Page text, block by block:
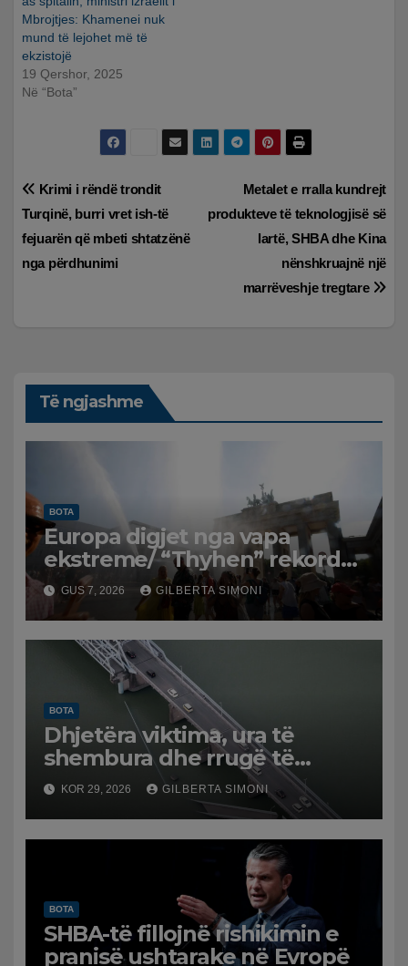
Mbrojtjes: Khamenei nuk
mund të lejohet më të
ekzistojë
19 Qershor, 2025
Në “Bota”
Lëvizje
te
postimet
Metalet e rralla kundrejt
produkteve të teknologjisë së
lartë, SHBA dhe Kina
nënshkruajnë një
marrëveshje tregtare
Krimi i rëndë trondit
Turqinë, burri vret ish-të
fejuarën që mbeti shtatzënë
nga përdhunimi
Të ngjashme
BOTA
Europa digjet nga vapa
ekstreme/ “Thyhen” rekordet
e temperaturave, mijëra
viktima nga nxehtësia
GUS 7, 2026 GILBERTA SIMONI
BOTA
Dhjetëra viktima, ura të
shembura dhe rrugë të
dëmtuara! Japonia goditet
nga tërmeti i fuqishëm,
qindra mijëra të evakuuar
KOR 29, 2026 GILBERTA SIMONI
BOTA
SHBA-të fillojnë rishikimin e
pranisë ushtarake në Evropë